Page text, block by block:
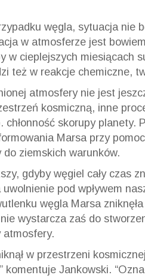
węgla, sytuacja nie
w atmosferze jest
w cieplejszych miesiącach
też w reakcje chemiczne,
atmosfery nie jest
kosmiczną, inne
skorupy planety.
Marsa przy
ziemskich warunków.
gdyby węgiel cały czas
pod wpływem
węgla Marsa
wystarcza zaś do
atmosfery.
w przestrzeni
komentuje Jankowski. “